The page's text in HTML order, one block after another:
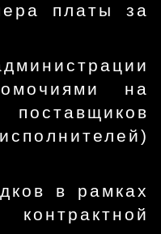
платы за
на
в рамках